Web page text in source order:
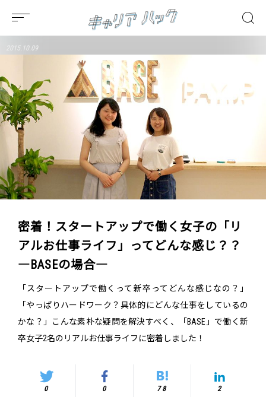
2015.10.09
密着！スタートアップで働く女子の「リ
アルお仕事ライフ」ってどんな感じ？？
―BASEの場合―
「スタートアップで働くって新卒ってどんな感じなの？」
「やっぱりハードワーク？具体的にどんな仕事をしているの
かな？」こんな素朴な疑問を解決すべく、「BASE」で働く新
卒女子2名のリアルお仕事ライフに密着しました！
0 0 78 2